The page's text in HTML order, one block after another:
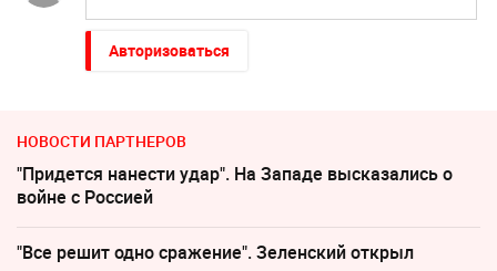
Авторизоваться
НОВОСТИ ПАРТНЕРОВ
"Придется нанести удар". На Западе высказались о
войне с Россией
"Все решит одно сражение". Зеленский открыл